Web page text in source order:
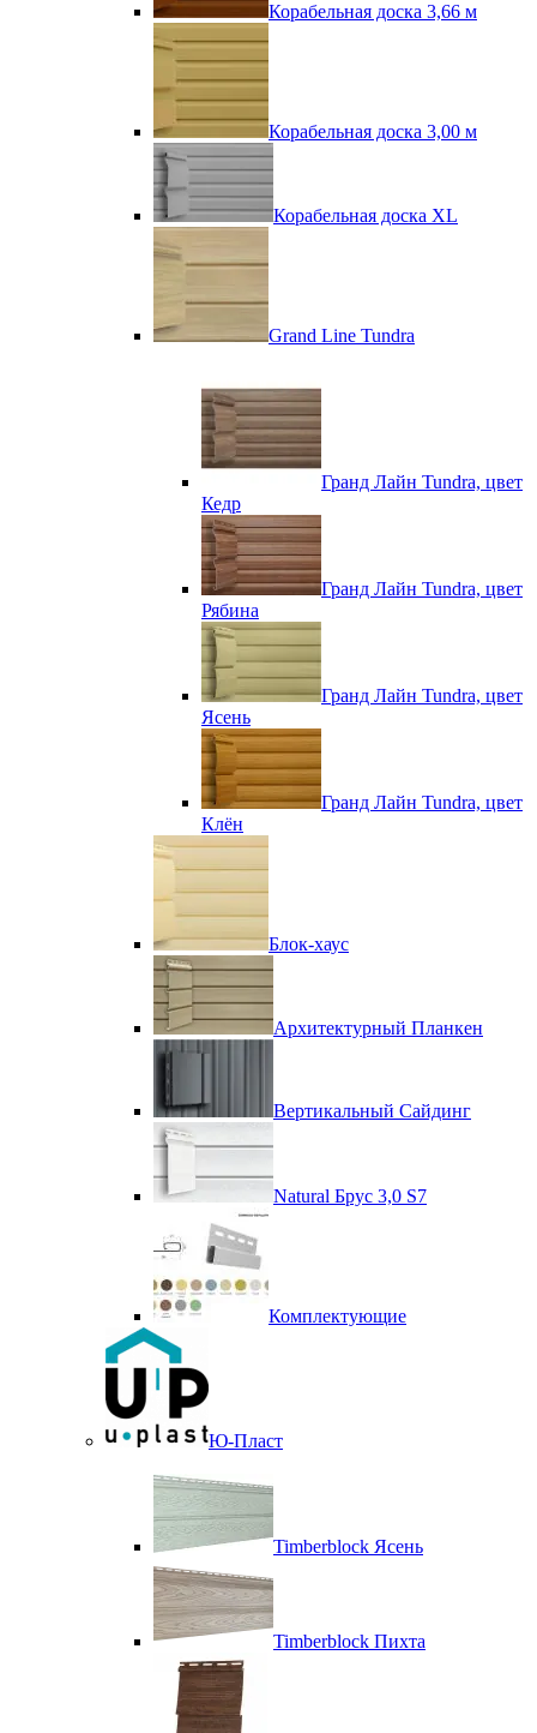
Корабельная доска 3,66 м
Корабельная доска 3,00 м
Корабельная доска XL
Grand Line Tundra
Гранд Лайн Tundra, цвет
Кедр
Гранд Лайн Tundra, цвет
Рябина
Гранд Лайн Tundra, цвет
Ясень
Гранд Лайн Tundra, цвет
Клён
Блок-хаус
Архитектурный Планкен
Вертикальный Сайдинг
Natural Брус 3,0 S7
Комплектующие
Ю-Пласт
Timberblock Ясень
Timberblock Пихта